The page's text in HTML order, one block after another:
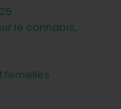
le cannabis,
femelles